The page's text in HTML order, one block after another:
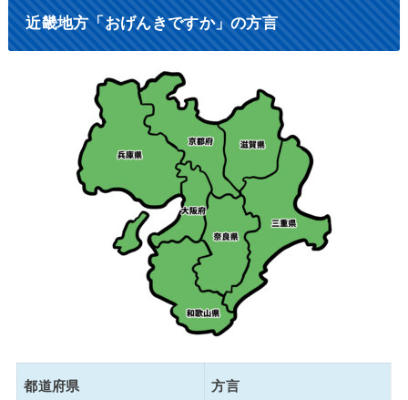
近畿地方「おげんきですか」の方言
都道府県 方言